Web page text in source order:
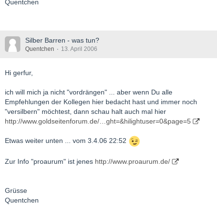
Quentchen
Silber Barren - was tun?
Quentchen 13. April 2006
Hi gerfur,
ich will mich ja nicht "vordrängen" ... aber wenn Du alle
Empfehlungen der Kollegen hier bedacht hast und immer noch
"versilbern" möchtest, dann schau halt auch mal hier
http://www.goldseitenforum.de/…ght=&hilightuser=0&page=5
Etwas weiter unten ... vom 3.4.06 22:52
Zur Info "proaurum" ist jenes http://www.proaurum.de/
Grüsse
Quentchen